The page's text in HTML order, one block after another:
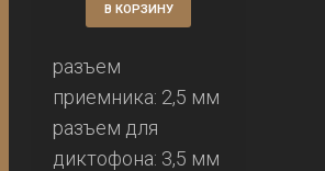
В КОРЗИНУ
разъем
приемника: 2,5 мм
разъем для
диктофона: 3,5 мм